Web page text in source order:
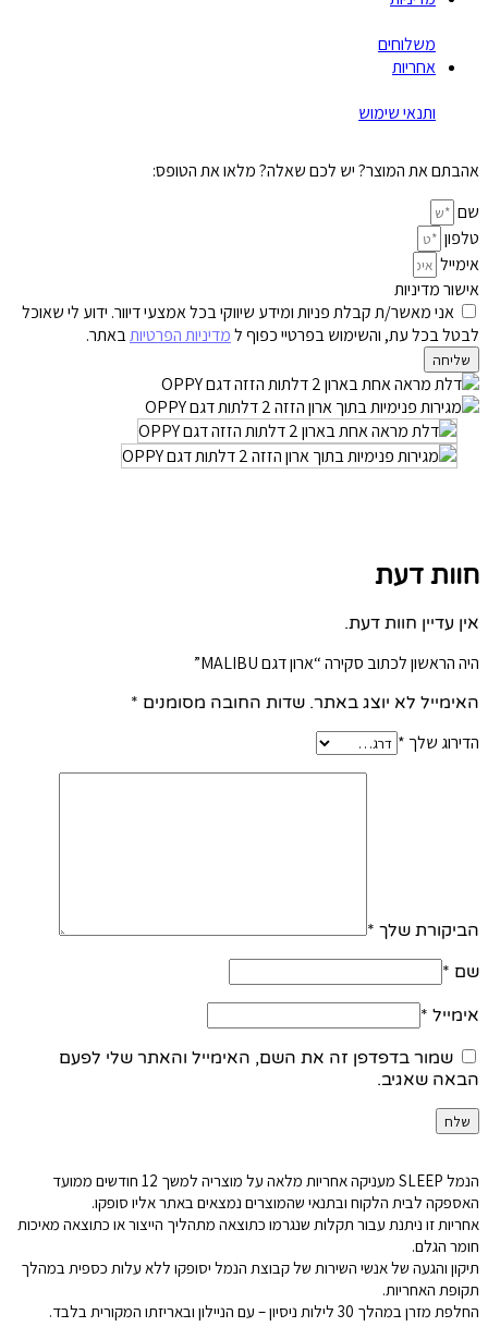
משלוחים
אחריות
ותנאי שימוש
אהבתם את המוצר? יש לכם שאלה? מלאו את הטופס:
שם
טלפון
אימייל
אישור מדיניות
אני מאשר/ת קבלת פניות ומידע שיווקי בכל אמצעי דיוור. ידוע לי שאוכל
לבטל בכל עת, והשימוש בפרטיי כפוף למדיניות הפרטיותבאתר.
שליחה
הנמל SLEEP מעניקה אחריות מלאה על מוצריה למשך 12 חודשים ממועד
האספקה לבית הלקוח ובתנאי שהמוצרים נמצאים באתר אליו סופקו.
אחריות זו ניתנת עבור תקלות שנגרמו כתוצאה מתהליך הייצור או כתוצאה מאיכות
חומר הגלם.
תיקון והגעה של אנשי השירות של קבוצת הנמל יסופקו ללא עלות כספית במהלך
תקופת האחריות.
החלפת מזרן במהלך 30 לילות ניסיון – עם הניילון ובאריזתו המקורית בלבד.
חוות דעת
אין עדיין חוות דעת.
היה הראשון לכתוב סקירה “ארון דגם MALIBU”
האימייל לא יוצג באתר. שדות החובה מסומנים *
הדירוג שלך *
הביקורת שלך *
שם *
אימייל *
שמור בדפדפן זה את השם, האימייל והאתר שלי לפעם
הבאה שאגיב.